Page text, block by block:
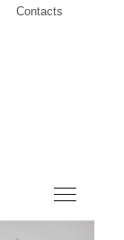
Contacts